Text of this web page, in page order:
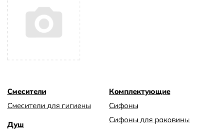
Смесители
Смесители для гигиены
Душ
Комплектующие
Сифоны
Сифоны для раковины